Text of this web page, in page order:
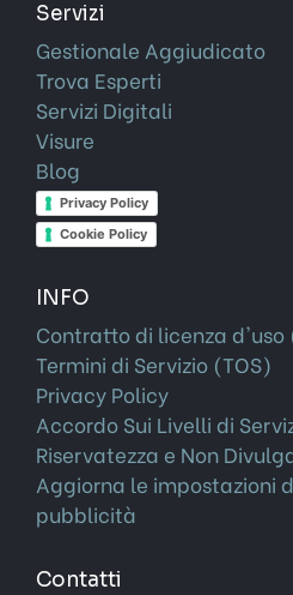
Servizi
Gestionale Aggiudicato
Trova Esperti
Servizi Digitali
Visure
Blog
Privacy Policy
Cookie Policy
INFO
Contratto di licenza d'uso
Termini di Servizio (TOS)
Privacy Policy
Accordo Sui Livelli di
Riservatezza e Non
Aggiorna le impostazioni
pubblicità
Contatti